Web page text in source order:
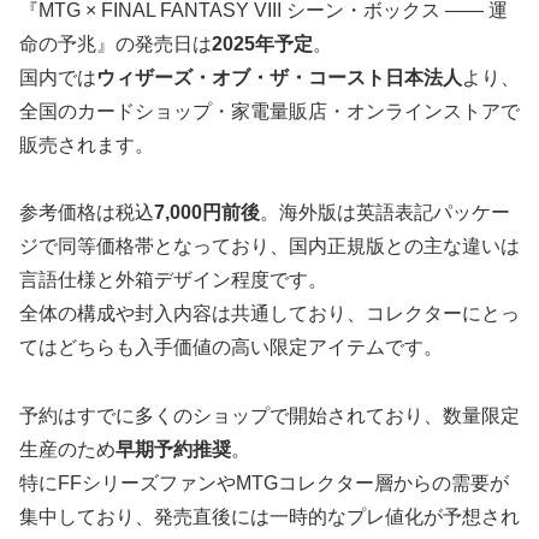
『MTG × FINAL FANTASY VIII シーン・ボックス ―― 運
命の予兆』の発売日は2025年予定。
国内ではウィザーズ・オブ・ザ・コースト日本法人 より、
全国のカードショップ・家電量販店・オンラインストアで
販売されます。
参考価格は税込7,000円前後。海外版は英語表記パッケー
ジで同等価格帯となっており、国内正規版との主な違いは
言語仕様と外箱デザイン程度です。
全体の構成や封入内容は共通しており、コレクターにとっ
てはどちらも入手価値の高い限定アイテムです。
予約はすでに多くのショップで開始されており、数量限定
生産のため早期予約推奨。
特にFFシリーズファンやMTGコレクター層からの需要が
集中しており、発売直後には一時的なプレ値化が予想され